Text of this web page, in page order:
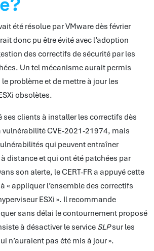
été résolue par VMware dès février
donc pu être évité avec l’adoption
des correctifs de sécurité par les
Un tel mécanisme aurait permis
problème et de mettre à jour les
obsolètes.
ses clients à installer les correctifs dès
CVE-2021-21974, mais
qui peuvent entraîner
à distance et qui ont été patchées par
son alerte, le CERT-FR a appuyé cette
« appliquer l’ensemble des correctifs
ESXi ». Il recommande
sans délai le contournement proposé
à désactiver le service SLPsur les
n’auraient pas été mis à jour ».